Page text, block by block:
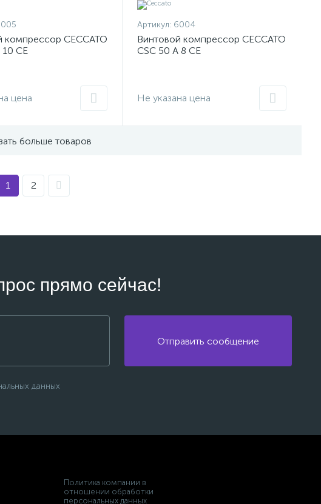
компрессор CECCATO
CE
цена
Артикул: 6004
Винтовой компрессор CECCATO
CSC 50 A 8 CE
Не указана цена
больше товаров
1 2
прямо сейчас!
Отправить сообщение
данных
Политика компании в
отношении обработки
персональных данных